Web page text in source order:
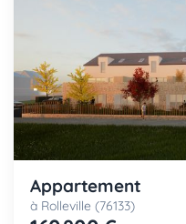
Appartement
à Rolleville (76133)